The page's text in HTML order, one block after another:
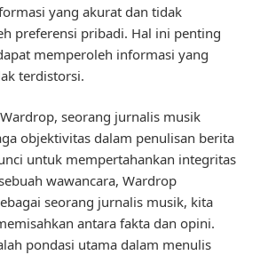
yang akurat dan tidak
preferensi pribadi. Hal ini penting
memperoleh informasi yang
terdistorsi.
seorang jurnalis musik
objektivitas dalam penulisan berita
untuk mempertahankan integritas
wawancara, Wardrop
seorang jurnalis musik, kita
antara fakta dan opini.
pondasi utama dalam menulis